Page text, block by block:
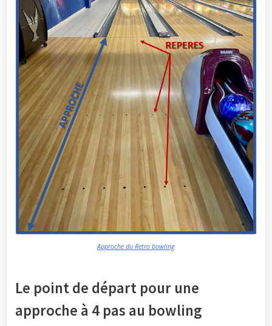
Approche du Retro bowling
Le point de départ pour une
approche à 4 pas au bowling